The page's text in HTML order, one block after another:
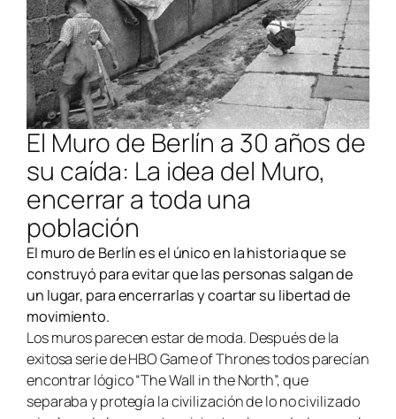
El Muro de Berlín a 30 años de
su caída: La idea del Muro,
encerrar a toda una
población
El muro de Berlín es el único en la historia que se
construyó para evitar que las personas salgan de
un lugar, para encerrarlas y coartar su libertad de
movimiento.
Los muros parecen estar de moda. Después de la
exitosa serie de HBO Game of Thrones todos parecían
encontrar lógico “The Wall in the North”, que
separaba y protegía la civilización de lo no civilizado